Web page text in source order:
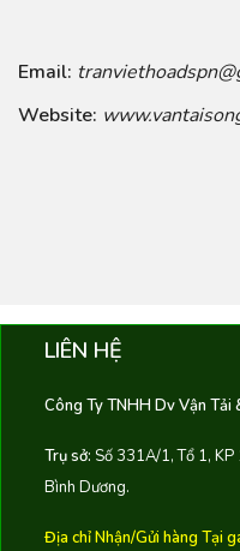
Email:
Website:
LIÊN HỆ
Công Ty TNHH Dv Vận
Trụ sở: Số 331A/1, Tổ 1, KP
Bình Dương.
Địa chỉ Nhận/Gửi hàng Tại